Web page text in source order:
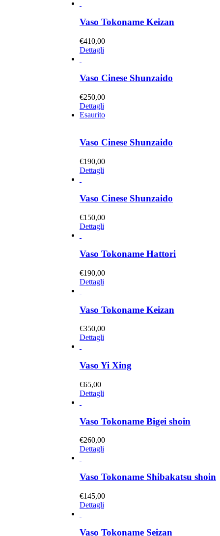
Vaso Tokoname Keizan
€410,00
Dettagli
Vaso Cinese Shunzaido
€250,00
Dettagli
Esaurito
Vaso Cinese Shunzaido
€190,00
Dettagli
Vaso Cinese Shunzaido
€150,00
Dettagli
Vaso Tokoname Hattori
€190,00
Dettagli
Vaso Tokoname Keizan
€350,00
Dettagli
Vaso Yi Xing
€65,00
Dettagli
Vaso Tokoname Bigei shoin
€260,00
Dettagli
Vaso Tokoname Shibakatsu shoin
€145,00
Dettagli
Vaso Tokoname Seizan